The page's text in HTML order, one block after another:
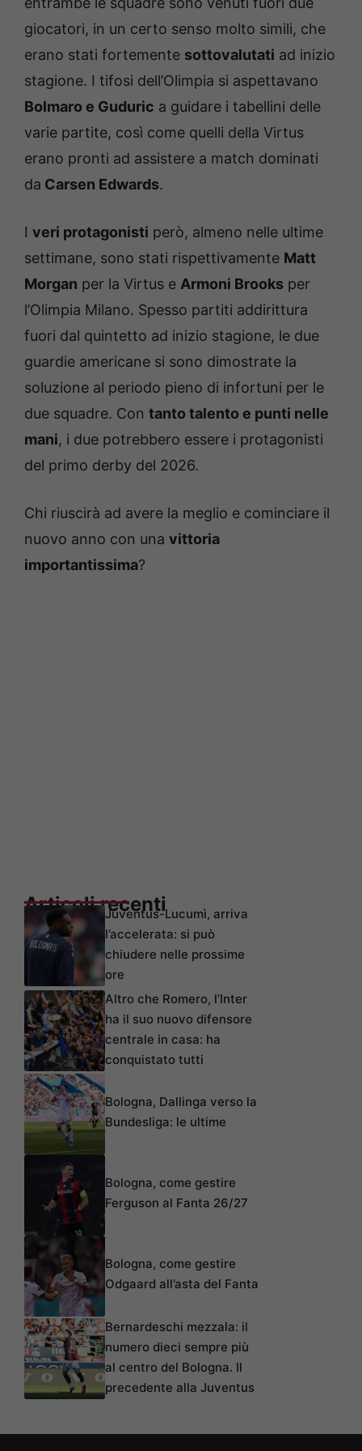
giocatori, in un certo senso molto simili, che
erano stati fortemente sottovalutati ad inizio
stagione. I tifosi dell’Olimpia si aspettavano
Bolmaro e Guduric a guidare i tabellini delle
varie partite, così come quelli della Virtus
erano pronti ad assistere a match dominati
da Carsen Edwards.
I veri protagonisti però, almeno nelle ultime
settimane, sono stati rispettivamente Matt
Morgan per la Virtus e Armoni Brooks per
l’Olimpia Milano. Spesso partiti addirittura
fuori dal quintetto ad inizio stagione, le due
guardie americane si sono dimostrate la
soluzione al periodo pieno di infortuni per le
due squadre. Con tanto talento e punti nelle
mani, i due potrebbero essere i protagonisti
del primo derby del 2026.
Chi riuscirà ad avere la meglio e cominciare il
nuovo anno con una vittoria
importantissima?
Articoli recentiJuventus-Lucumì, arriva
l’accelerata: si può
chiudere nelle prossime
ore
Altro che Romero, l’Inter
ha il suo nuovo difensore
centrale in casa: ha
conquistato tutti
Bologna, Dallinga verso la
Bundesliga: le ultime
Bologna, come gestire
Ferguson al Fanta 26/27
Bologna, come gestire
Odgaard all’asta del Fanta
Bernardeschi mezzala: il
numero dieci sempre più
al centro del Bologna. Il
precedente alla Juventus